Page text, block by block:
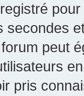
secondes
forum peut
pris